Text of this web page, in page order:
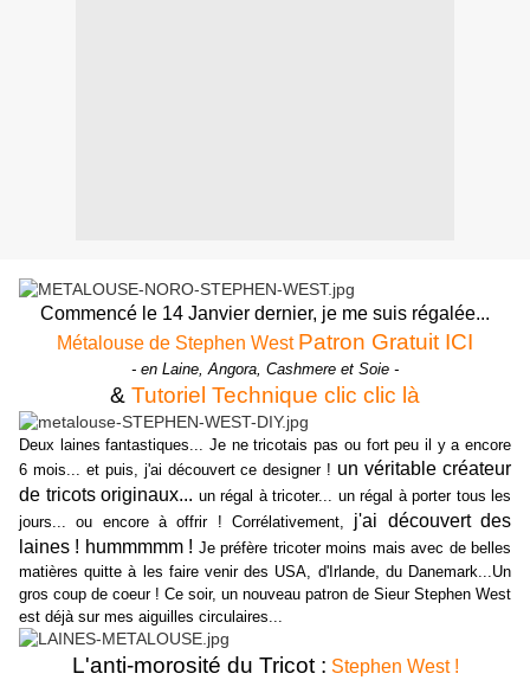
Commencé le 14 Janvier dernier, je me suis régalée...
Métalouse de Stephen West Patron Gratuit ICI
- en Laine, Angora, Cashmere et Soie -
& Tutoriel Technique clic clic là
Deux laines fantastiques... Je ne tricotais pas ou fort peu il y a encore
6 mois... et puis, j'ai découvert ce designer ! un véritable créateur
de tricots originaux... un régal à tricoter... un régal à porter tous les
jours... ou encore à offrir ! Corrélativement, j'ai découvert des
laines ! hummmmm ! Je préfère tricoter moins mais avec de belles
matières quitte à les faire venir des USA, d'Irlande, du Danemark...Un
gros coup de coeur ! Ce soir, un nouveau patron de Sieur Stephen West
est déjà sur mes aiguilles circulaires...
L'anti-morosité du Tricot : Stephen West !